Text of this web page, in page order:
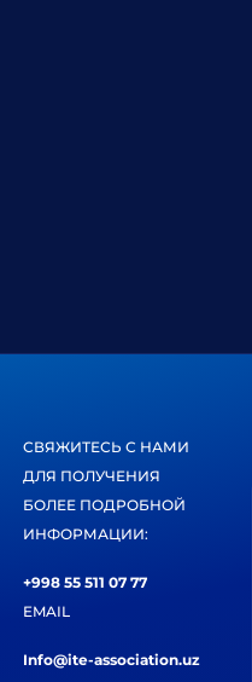
СВЯЖИТЕСЬ С НАМИ
ДЛЯ ПОЛУЧЕНИЯ
БОЛЕЕ ПОДРОБНОЙ
ИНФОРМАЦИИ:
+998 55 511 07 77
EMAIL
Info@ite-association.uz